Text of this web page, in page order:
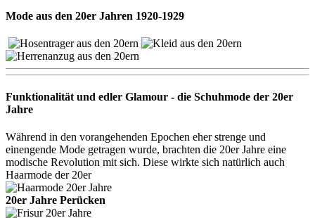
Mode aus den 20er Jahren 1920-1929
Funktionalität und edler Glamour - die Schuhmode der 20er
Jahre
Während in den vorangehenden Epochen eher strenge und
einengende Mode getragen wurde, brachten die 20er Jahre eine
modische Revolution mit sich. Diese wirkte sich natürlich auch
Haarmode der 20er
20er Jahre Perücken